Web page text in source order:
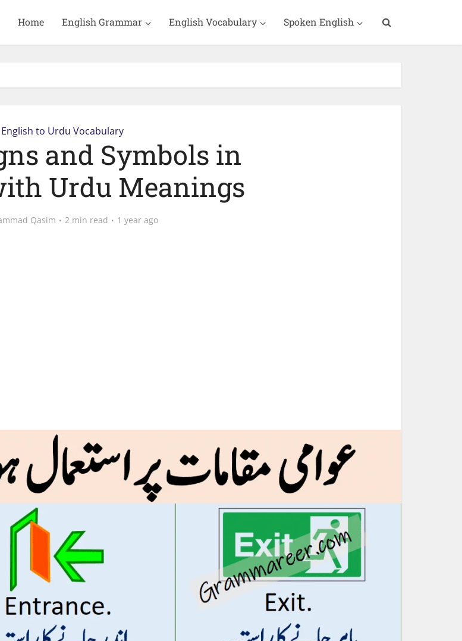
Home English Grammar English Vocabulary Spoken English
English to Urdu Vocabulary
and Symbols in
Urdu Meanings
Qasim 2 min read 1 year ago